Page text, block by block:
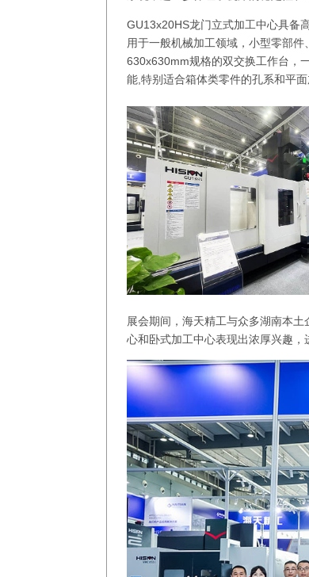
GU13x20HS龙门立式加工中心具备
用于一般机械加工领域，小型零部
630x630mm规格的双交换工作台，
能,特别适合箱体类零件的孔系和平面
展会期间，海天精工与众多湖南本
心和卧式加工中心表现出浓厚兴趣